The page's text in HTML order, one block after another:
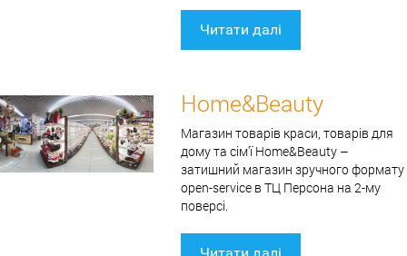
Читати далі
Home&Beauty
Магазин товарів краси, товарів для
дому та сім'ї Home&Beauty –
затишний магазин зручного формату
open-service в ТЦ Персона на 2-му
поверсі.